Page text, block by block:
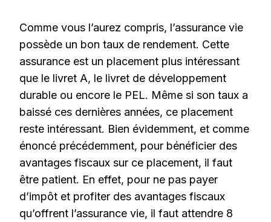
Comme vous l’aurez compris, l’assurance vie
possède un bon taux de rendement. Cette
assurance est un placement plus intéressant
que le livret A, le livret de développement
durable ou encore le PEL. Même si son taux a
baissé ces dernières années, ce placement
reste intéressant. Bien évidemment, et comme
énoncé précédemment, pour bénéficier des
avantages fiscaux sur ce placement, il faut
être patient. En effet, pour ne pas payer
d’impôt et profiter des avantages fiscaux
qu’offrent l’assurance vie, il faut attendre 8